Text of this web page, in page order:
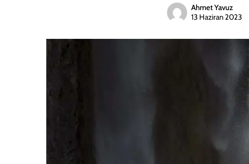
Ahmet Yavuz
13 Haziran 2023